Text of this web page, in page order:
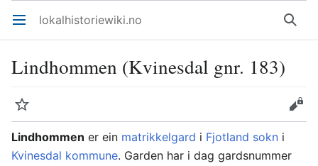
Åpne hovedmenyen lokalhistoriewiki.no Søk
Lindhommen (Kvinesdal gnr. 183)
Overvåk
Rediger
Lindhommen er ein matrikkelgard i Fjotland sokn i
Kvinesdal kommune. Garden har i dag gardsnummer